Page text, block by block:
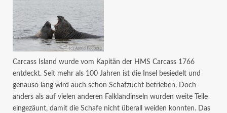
Carcass Island wurde vom Kapitän der HMS Carcass 1766
entdeckt. Seit mehr als 100 Jahren ist die Insel besiedelt und
genauso lang wird auch schon Schafzucht betrieben. Doch
anders als auf vielen anderen Falklandinseln wurden weite Teile
eingezäunt, damit die Schafe nicht überall weiden konnten. Das